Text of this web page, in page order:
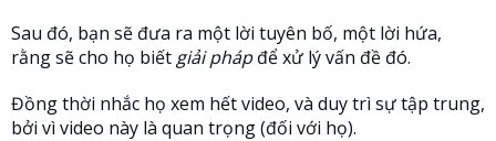
Sau đó, bạn sẽ đưa ra một lời tuyên bố, một lời hứa,
rằng sẽ cho họ biết giải phápđể xử lý vấn đề đó.
Đồng thời nhắc họ xem hết video, và duy trì sự tập trung,
bởi vì video này là quan trọng (đối với họ).